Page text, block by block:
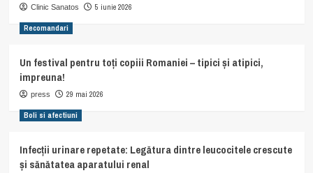
Clinic Sanatos 5 iunie 2026
Recomandari
Un festival pentru toți copiii Romaniei – tipici și atipici,
impreuna!
press 29 mai 2026
Boli si afectiuni
Infecții urinare repetate: Legătura dintre leucocitele crescute
și sănătatea aparatului renal